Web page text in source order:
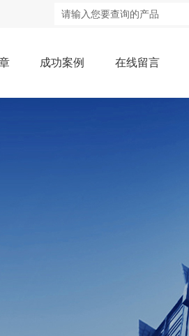
成功案例 在线留言